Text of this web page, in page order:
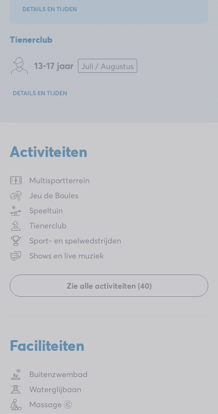
DETAILS EN TIJDEN
Tienerclub
13-17 jaar Juli / Augustus
DETAILS EN TIJDEN
Activiteiten
Multisportterrein
Jeu de Boules
Speeltuin
Tienerclub
Sport- en spelwedstrijden
Shows en live muziek
Zie alle activiteiten (40)
Faciliteiten
Buitenzwembad
Waterglijbaan
Massage